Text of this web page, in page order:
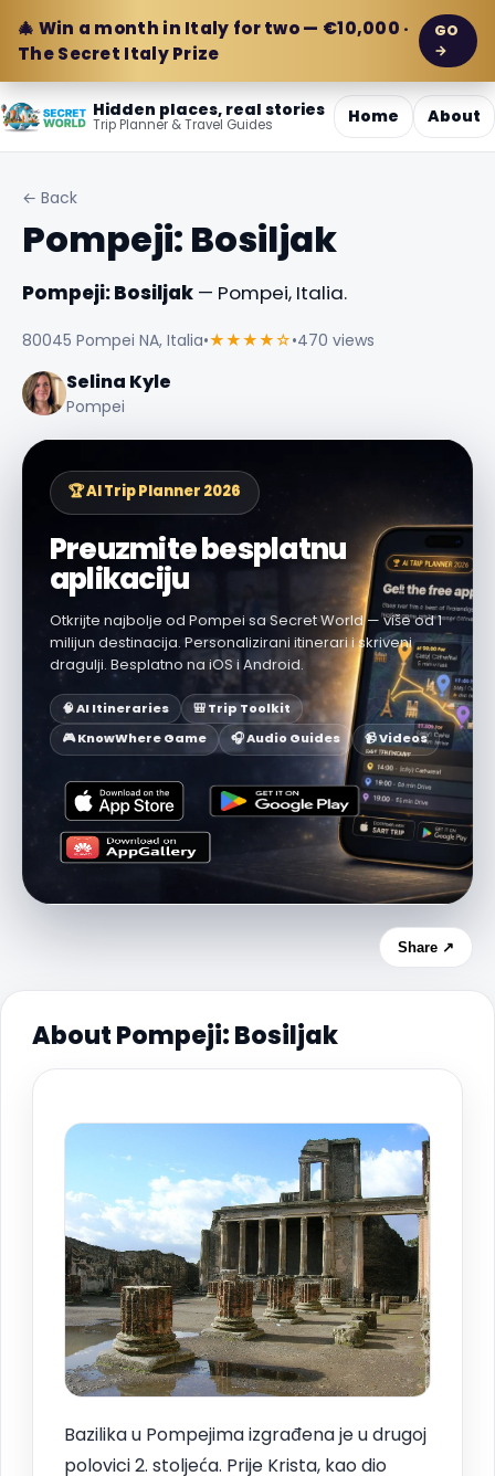
🎄 Win a month in Italy for two — €10,000 ·
The Secret Italy Prize
GO
→
Hidden places, real stories
Trip Planner & Travel Guides Home About
← Back
Pompeji: Bosiljak
Pompeji: Bosiljak — Pompei, Italia.
80045 Pompei NA, Italia•★★★★☆•470 views
Selina Kyle
Pompei
🏆 AI Trip Planner 2026
Preuzmite besplatnu
aplikaciju
Otkrijte najbolje od Pompei sa Secret World — više od 1
milijun destinacija. Personalizirani itinerari i skriveni
dragulji. Besplatno na iOS i Android.
🧠 AI Itineraries
🎒 Trip Toolkit
🎮 KnowWhere Game
🎧 Audio Guides 📹 Videos
Share ↗
About Pompeji: Bosiljak
Bazilika u Pompejima izgrađena je u drugoj
polovici 2. stoljeća. Prije Krista, kao dio